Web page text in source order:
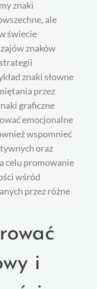
znaki
ale
świecie
znaków
znaki słowne
przez
graficzne
emocjonalne
wspomnieć
oraz
celu promowanie
wśród
przez różne
i